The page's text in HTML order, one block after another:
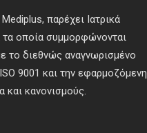
παρέχει Ιατρικά
τα οποία συμμορφώνονται
το διεθνώς αναγνωρισμένο
9001 και την εφαρμοζόμενη
και κανονισμούς.